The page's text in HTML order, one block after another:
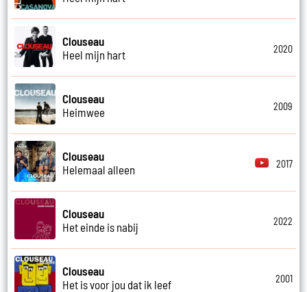
Clouseau
Heel mijn hart
2020
Clouseau
Heimwee
2009
Clouseau
Helemaal alleen
2017
Clouseau
Het einde is nabij
2022
Clouseau
Het is voor jou dat ik leef
2001